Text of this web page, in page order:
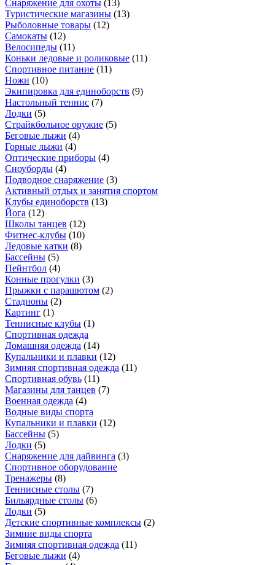
Снаряжение для охоты (13)
Туристические магазины (13)
Рыболовные товары (12)
Самокаты (12)
Велосипеды (11)
Коньки ледовые и роликовые (11)
Спортивное питание (11)
Ножи (10)
Экипировка для единоборств (9)
Настольный теннис (7)
Лодки (5)
Страйкбольное оружие (5)
Беговые лыжи (4)
Горные лыжи (4)
Оптические приборы (4)
Сноуборды (4)
Подводное снаряжение (3)
Активный отдых и занятия спортом
Клубы единоборств (13)
Йога (12)
Школы танцев (12)
Фитнес-клубы (10)
Ледовые катки (8)
Бассейны (5)
Пейнтбол (4)
Конные прогулки (3)
Прыжки с парашютом (2)
Стадионы (2)
Картинг (1)
Теннисные клубы (1)
Спортивная одежда
Домашняя одежда (14)
Купальники и плавки (12)
Зимняя спортивная одежда (11)
Спортивная обувь (11)
Магазины для танцев (7)
Военная одежда (4)
Водные виды спорта
Купальники и плавки (12)
Бассейны (5)
Лодки (5)
Снаряжение для дайвинга (3)
Спортивное оборудование
Тренажеры (8)
Теннисные столы (7)
Бильярдные столы (6)
Лодки (5)
Детские спортивные комплексы (2)
Зимние виды спорта
Зимняя спортивная одежда (11)
Беговые лыжи (4)